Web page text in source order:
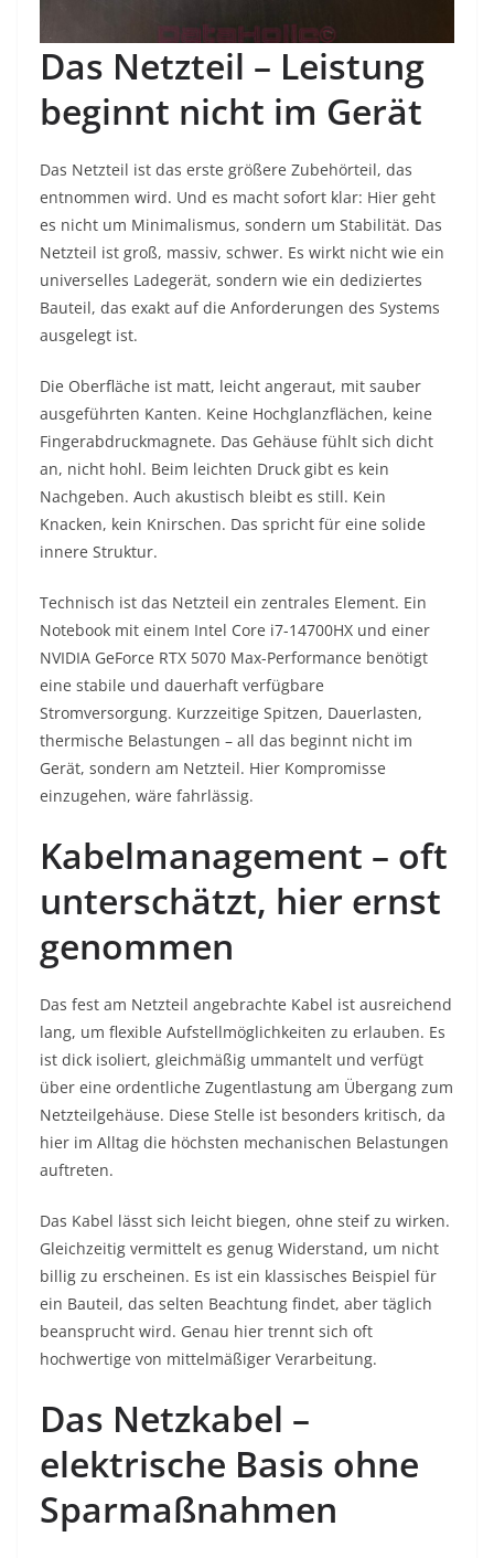
Das Netzteil – Leistung
beginnt nicht im Gerät
Das Netzteil ist das erste größere Zubehörteil, das
entnommen wird. Und es macht sofort klar: Hier geht
es nicht um Minimalismus, sondern um Stabilität. Das
Netzteil ist groß, massiv, schwer. Es wirkt nicht wie ein
universelles Ladegerät, sondern wie ein dediziertes
Bauteil, das exakt auf die Anforderungen des Systems
ausgelegt ist.
Die Oberfläche ist matt, leicht angeraut, mit sauber
ausgeführten Kanten. Keine Hochglanzflächen, keine
Fingerabdruckmagnete. Das Gehäuse fühlt sich dicht
an, nicht hohl. Beim leichten Druck gibt es kein
Nachgeben. Auch akustisch bleibt es still. Kein
Knacken, kein Knirschen. Das spricht für eine solide
innere Struktur.
Technisch ist das Netzteil ein zentrales Element. Ein
Notebook mit einem Intel Core i7-14700HX und einer
NVIDIA GeForce RTX 5070 Max-Performance benötigt
eine stabile und dauerhaft verfügbare
Stromversorgung. Kurzzeitige Spitzen, Dauerlasten,
thermische Belastungen – all das beginnt nicht im
Gerät, sondern am Netzteil. Hier Kompromisse
einzugehen, wäre fahrlässig.
Kabelmanagement – oft
unterschätzt, hier ernst
genommen
Das fest am Netzteil angebrachte Kabel ist ausreichend
lang, um flexible Aufstellmöglichkeiten zu erlauben. Es
ist dick isoliert, gleichmäßig ummantelt und verfügt
über eine ordentliche Zugentlastung am Übergang zum
Netzteilgehäuse. Diese Stelle ist besonders kritisch, da
hier im Alltag die höchsten mechanischen Belastungen
auftreten.
Das Kabel lässt sich leicht biegen, ohne steif zu wirken.
Gleichzeitig vermittelt es genug Widerstand, um nicht
billig zu erscheinen. Es ist ein klassisches Beispiel für
ein Bauteil, das selten Beachtung findet, aber täglich
beansprucht wird. Genau hier trennt sich oft
hochwertige von mittelmäßiger Verarbeitung.
Das Netzkabel –
elektrische Basis ohne
Sparmaßnahmen